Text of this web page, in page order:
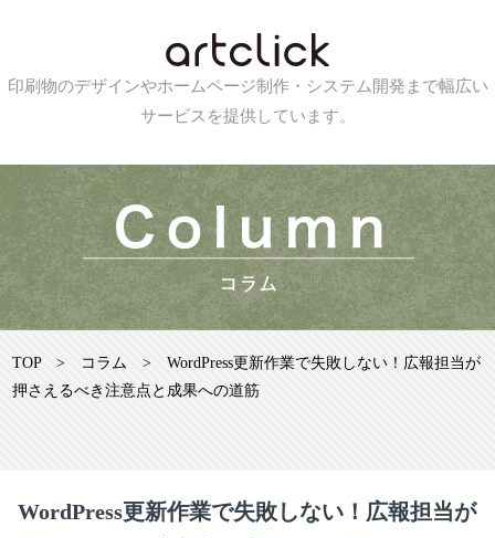
印刷物のデザインやホームページ制作・システム開発まで幅広い
サービスを提供しています。
TOP > コラム >
WordPress更新作業で失敗しない！広報担当が
押さえるべき注意点と成果への道筋
WordPress更新作業で失敗しない！広報担当が